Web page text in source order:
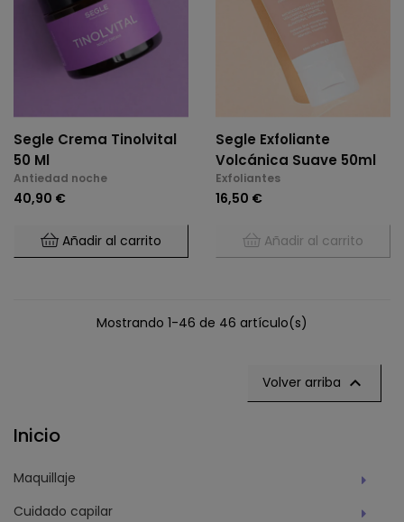
Inicio
Maquillaje
Cuidado capilar
Segle Crema Tinolvital
50 Ml
Antiedad noche
40,90 €
Añadir al carrito
Segle Exfoliante
Volcánica Suave 50ml
Exfoliantes
16,50 €
Añadir al carrito
Mostrando 1-46 de 46 artículo(s)
Volver arriba 